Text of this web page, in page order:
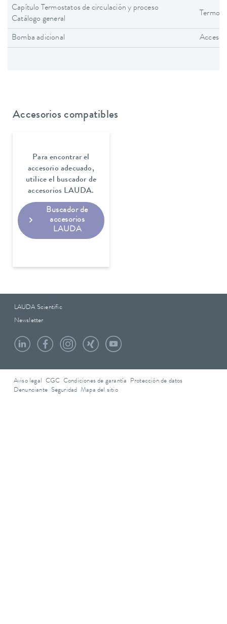
Capítulo Termostatos de circulación y proceso
Catálogo general
Bomba adicional
Accesorios compatibles
Para encontrar el
accesorio adecuado,
utilice el buscador de
accesorios LAUDA.
Buscador de
accesorios
LAUDA
LAUDA Scientific
Newsletter
Aviso legal CGC Condiciones de garantía
Protección de datos
Denunciante Seguridad Mapa del sitio